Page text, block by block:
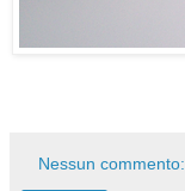
Nessun commento: